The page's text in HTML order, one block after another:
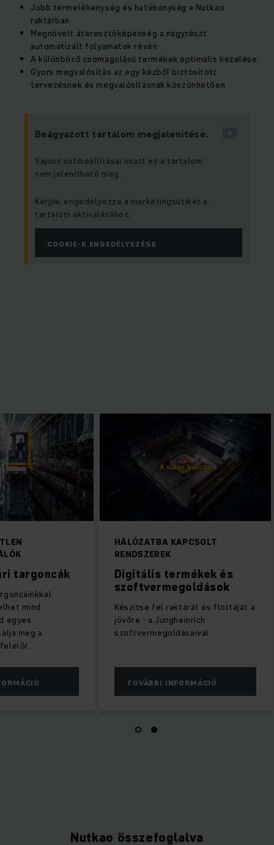
Jobb termelékenység és hatékonyság a Nutkao
raktárban
Megnövelt áteresztőképesség a nagyrészt
automatizált folyamatok révén
A különböző csomagolású termékek optimális kezelése
Gyors megvalósítás az egy kézből biztosított
tervezésnek és megvalósításnak köszönhetően
Beágyazott tartalom megjelenítése.
Sajnos sütibeállításai miatt ez a tartalom
nem jeleníthető meg.
Kérjük, engedélyezze a marketingsütiket a
tartalom aktiválásához.
COOKIE-K ENGEDÉLYEZÉSE
targoncák
targoncáinkkal
kezelhet mind
mind egyes
Találja meg a
megfelelőt.
INFORMÁCIÓ
HÁLÓZATBA KAPCSOLT
RENDSZEREK
Digitális termékek és
szoftvermegoldások
Készítse fel raktárát és
jövőre - a Jungheinrich
szoftvermegoldásaival.
TOVÁBBI INFORMÁCIÓ
Nutkao összefoglalva